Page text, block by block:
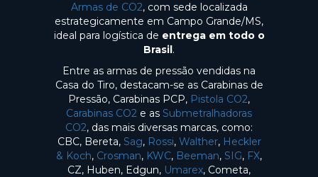
Armas de CO2, com sede localizada
estrategicamente em Campo Grande/MS,
ideal para logística de entrega em todo o
Brasil.
Entre as armas de pressão vendidas na
Casa do Tiro, destacam-se as Carabinas de
Pressão, Carabinas PCP, Pistola CO2,
Carabinas CO2 e as Submetralhadoras
CO2, das mais diversas marcas, como:
CBC, Bereta, Sag, Rossi, Walther, Heckler
& Koch, Crosman, KWC, Beeman, SIG, FX,
CZ, Huben, Edgun, Umarex, Cometa,